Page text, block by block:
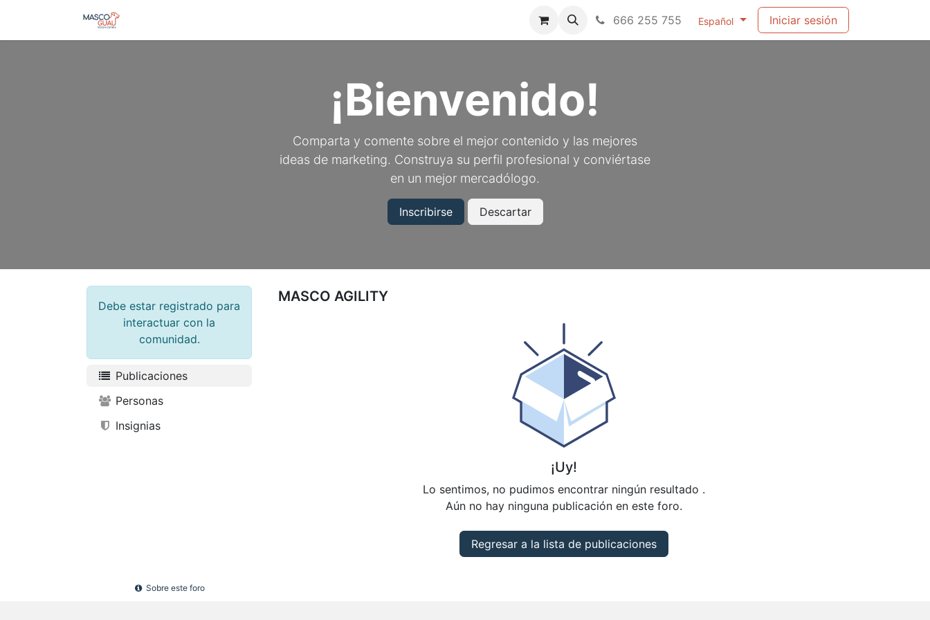
666 255 755 Español Iniciar sesión
¡Bienvenido!
Comparta y comente sobre el mejor contenido y las mejores
ideas de marketing. Construya su perfil profesional y conviértase
en un mejor mercadólogo.
Inscribirse Descartar
Debe estar registrado para
interactuar con la
comunidad.
Publicaciones
Personas
Insignias
Sobre este foro
MASCO AGILITY
¡Uy!
Lo sentimos, no pudimos encontrar ningún resultado .
Aún no hay ninguna publicación en este foro.
Regresar a la lista de publicaciones